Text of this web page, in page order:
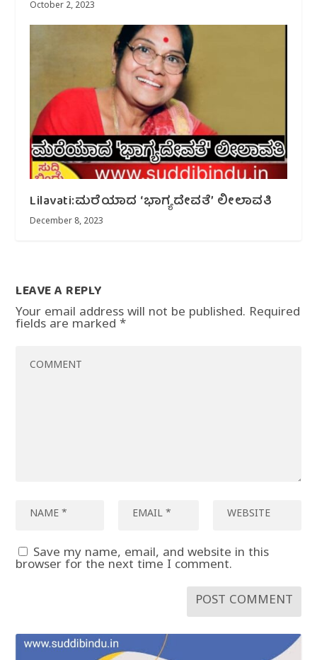
October 2, 2023
Lilavati:ಮರೆಯಾದ ‘ಭಾಗ್ಯದೇವತೆ’ ಲೀಲಾವತಿ
December 8, 2023
LEAVE A REPLY
Your email address will not be published. Required
fields are marked*
Save my name, email, and website in this
browser for the next time I comment.